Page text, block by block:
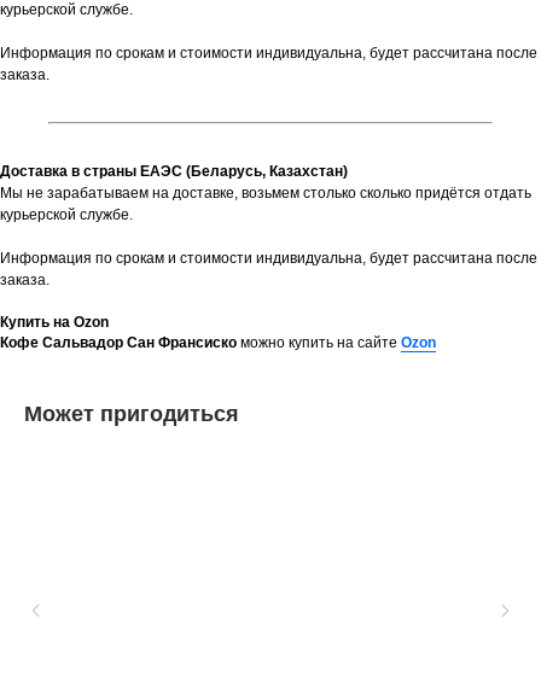
курьерской службе.
Информация по срокам и стоимости индивидуальна, будет рассчитана после
заказа.
Доставка в страны ЕАЭС (Беларусь, Казахстан)
Мы не зарабатываем на доставке, возьмем столько сколько придётся отдать
курьерской службе.
Информация по срокам и стоимости индивидуальна, будет рассчитана после
заказа.
Купить на Ozon
Кофе Сальвадор Сан Франсиско можно купить на сайте Ozon
Может пригодиться